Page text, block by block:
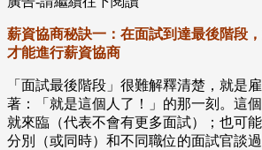
薪資協商秘訣一：在面試到達最後階段
才能進行薪資協商
「面試最後階段」很難解釋清楚，就是
著：「就是這個人了！」的那一刻。這
就來臨（代表不會有更多面試）；也可
分別（或同時）和不同職位的面試官談過